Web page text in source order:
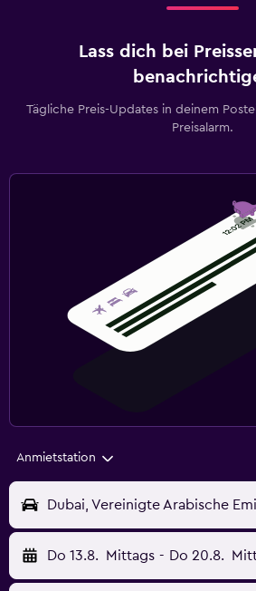
Lass dich bei
Tägliche Preis-Updates in deinem
Preisalarm.
Anmietstation
Do 13.8. Mittags - Do 20.8.